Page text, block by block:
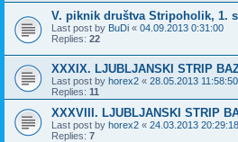
V. piknik društva Stripoholik, 1.
Last post by BuDi « 04.09.2013 0:31:00
Replies: 22
XXXIX. LJUBLJANSKI STRIP
Last post by horex2 « 28.05.2013 11:58:50
Replies: 11
XXXVIII. LJUBLJANSKI STRIP
Last post by horex2 « 24.03.2013 20:29:18
Replies: 7